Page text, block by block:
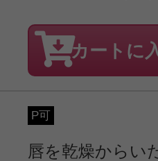
カートに
P可
唇を乾燥からい